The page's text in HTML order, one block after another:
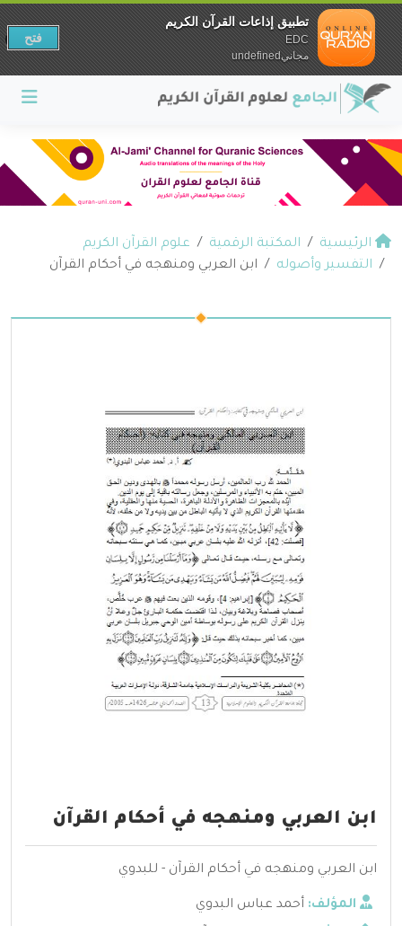
الرئيسية المكتبة الرقمية
علوم القرآن الكريم
التفسير وأصوله
ابن العربي ومنهجه في أحكام القرآن
ابن العربي ومنهجه في أحكام القرآن
ابن العربي ومنهجه في أحكام القرآن - للبدوي
المؤلف: أحمد عباس البدوي
تطبيق إذاعات القرآن الكريم
EDC
مجانيundefined
فتح